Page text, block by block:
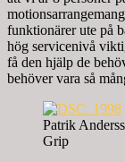
funktionärer ute på
hög servicenivå
få den hjälp de
behöver vara så
Patrik
Grip